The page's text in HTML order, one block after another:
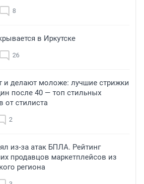
8
в Иркутске
26
и делают моложе: лучшие стрижки
после 40 — топ стильных
от стилиста
2
из-за атак БПЛА. Рейтинг
продавцов маркетплейсов из
региона